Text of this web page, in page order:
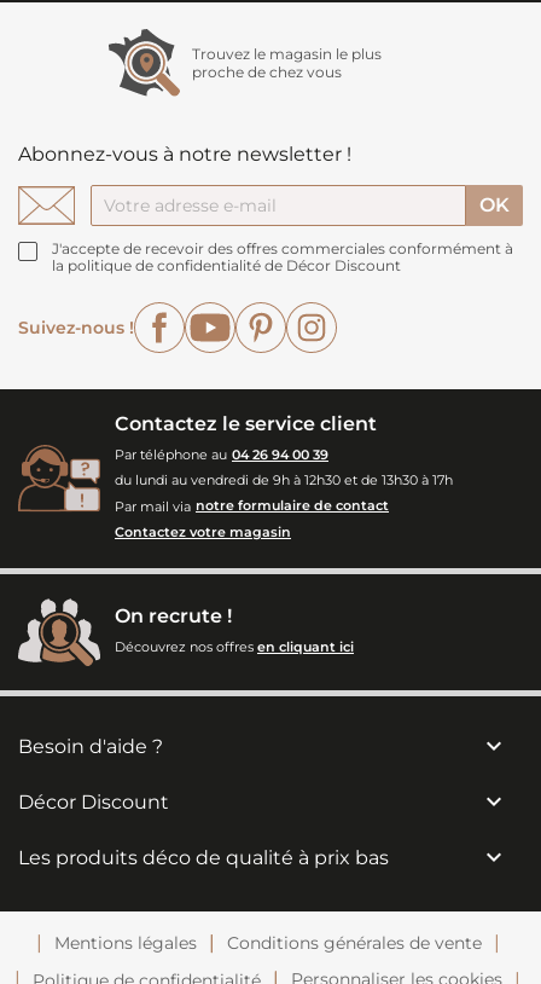
Trouvez le magasin le plus
proche de chez vous
Abonnez-vous à notre newsletter !
J'accepte de recevoir des offres commerciales conformément à
la politique de confidentialité de Décor Discount
Suivez-nous !
FacebookYouTubePinterest
Contactez le service client
Par téléphone au 04 26 94 00 39
du lundi au vendredi de 9h à 12h30 et de 13h30 à 17h
Par mail via notre formulaire de contact
Contactez votre magasin
On recrute !
Découvrez nos offres en cliquant ici
Besoin d'aide ? 
Décor Discount 
Les produits déco de qualité à prix bas 
Mentions légales
Conditions générales de vente
Personnaliser les cookies